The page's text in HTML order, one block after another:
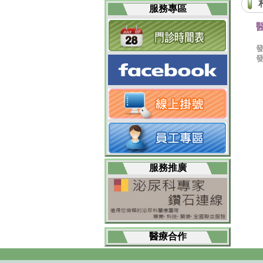
服務專區
服務推廣
醫療合作